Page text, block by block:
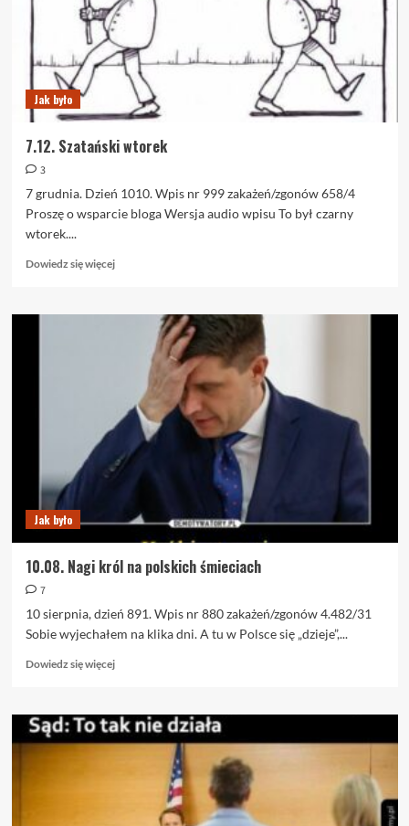
Jak było
7.12. Szatański wtorek
3
7 grudnia. Dzień 1010. Wpis nr 999 zakażeń/zgonów 658/4
Proszę o wsparcie bloga Wersja audio wpisu To był czarny
wtorek....
Dowiedz się więcejDowiedz
o
Szatański
Jak było
10.08. Nagi król na polskich śmieciach
7
10 sierpnia, dzień 891. Wpis nr 880 zakażeń/zgonów 4.482/31
Sobie wyjechałem na klika dni. A tu w Polsce się „dzieje”,...
Dowiedz się więcejDowiedz
o
10.08.
Nagi
śmieciach